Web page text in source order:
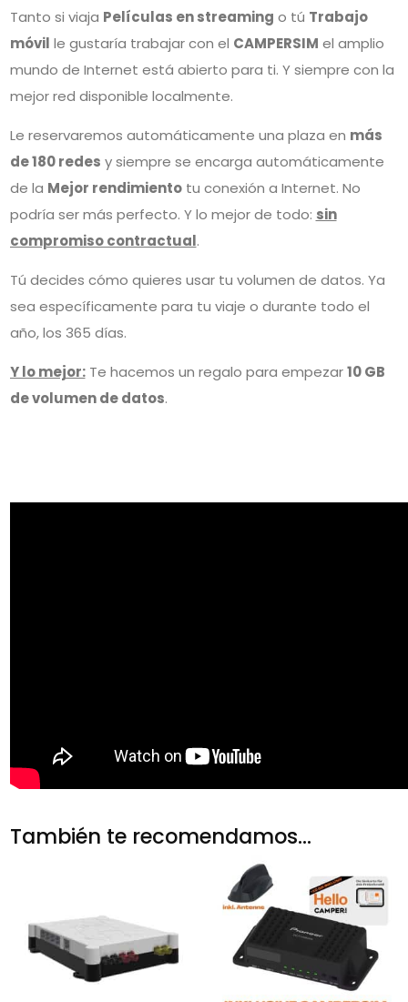
Tanto si viaja Películas en streaming o tú Trabajo
móvil le gustaría trabajar con el CAMPERSIM el amplio
mundo de Internet está abierto para ti. Y siempre con la
mejor red disponible localmente.
Le reservaremos automáticamente una plaza en más
de 180 redes y siempre se encarga automáticamente
de la Mejor rendimientotu conexión a Internet. No
podría ser más perfecto. Y lo mejor de todo: sin
compromiso contractual.
Tú decides cómo quieres usar tu volumen de datos. Ya
sea específicamente para tu viaje o durante todo el
año, los 365 días.
Y lo mejor:Te hacemos un regalo para empezar10 GB
de volumen de datos.
También te recomendamos…